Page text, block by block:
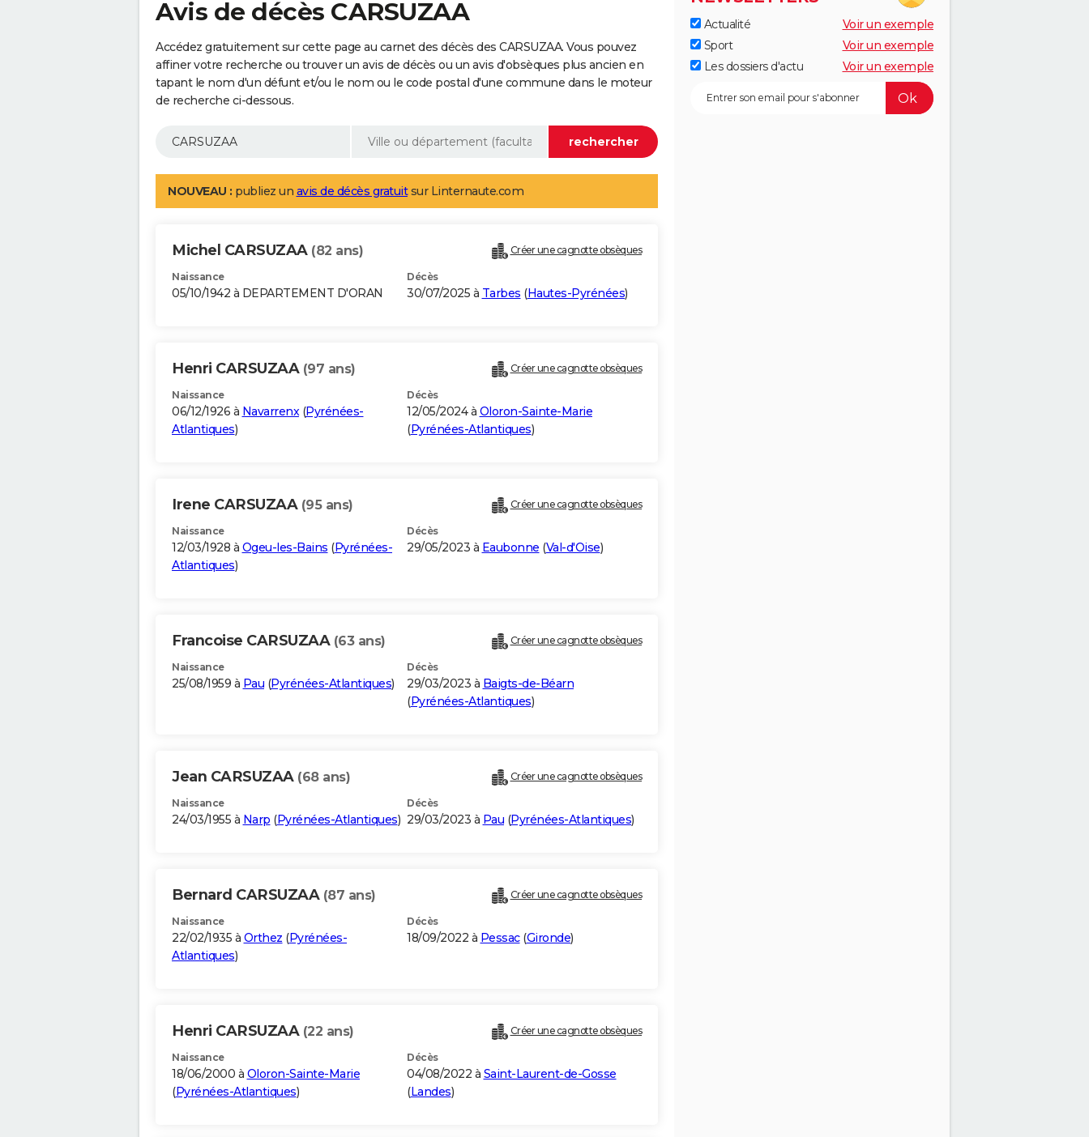
Avis de décès CARSUZAA
Accédez gratuitement sur cette page au carnet des décès des CARSUZAA. Vous pouvez
affiner votre recherche ou trouver un avis de décès ou un avis d'obsèques plus ancien en
tapant le nom d'un défunt et/ou le nom ou le code postal d'une commune dans le moteur
de recherche ci-dessous.
NOUVEAU : publiez un avis de décès gratuitsur Linternaute.com
Michel CARSUZAA (82 ans) Créer une cagnotte obsèques
Naissance
05/10/1942 à DEPARTEMENT D'ORAN
Décès
30/07/2025 à Tarbes (Hautes-Pyrénées)
Henri CARSUZAA (97 ans) Créer une cagnotte obsèques
Naissance
06/12/1926 à Navarrenx(Pyrénées-
Atlantiques)
Décès
12/05/2024 à Oloron-Sainte-Marie
(Pyrénées-Atlantiques)
Irene CARSUZAA (95 ans) Créer une cagnotte obsèques
Naissance
12/03/1928 à Ogeu-les-Bains (Pyrénées-
Atlantiques)
Décès
29/05/2023 à Eaubonne (Val-d'Oise)
Francoise CARSUZAA (63 ans) Créer une cagnotte obsèques
Naissance
25/08/1959 à Pau (Pyrénées-Atlantiques)
Décès
29/03/2023 à Baigts-de-Béarn
(Pyrénées-Atlantiques)
Jean CARSUZAA (68 ans) Créer une cagnotte obsèques
Naissance
24/03/1955 à Narp (Pyrénées-Atlantiques)
Décès
29/03/2023 à Pau (Pyrénées-Atlantiques)
Bernard CARSUZAA (87 ans) Créer une cagnotte obsèques
Naissance
22/02/1935 à Orthez (Pyrénées-
Atlantiques)
Décès
18/09/2022 à Pessac(Gironde)
Henri CARSUZAA (22 ans) Créer une cagnotte obsèques
Naissance
18/06/2000 à Oloron-Sainte-Marie
(Pyrénées-Atlantiques)
Décès
04/08/2022 à Saint-Laurent-de-Gosse
(Landes)
Actualité
Voir un exemple
Sport
Voir un exemple
Les dossiers d'actu
Voir un exemple